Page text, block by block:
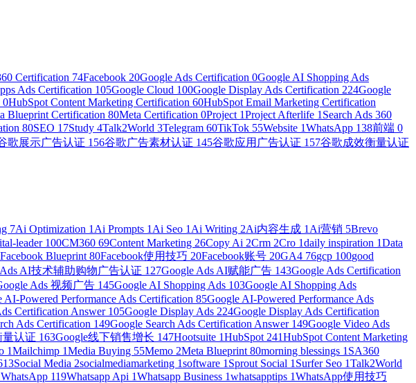
Certification 74Facebook 20Google Ads Certification 0Google AI Shopping Ads
Ads Certification 105Google Cloud 100Google Display Ads Certification 224Google
0HubSpot Content Marketing Certification 60HubSpot Email Marketing Certification
Blueprint Certification 80Meta Certification 0Project 1Project Afterlife 1 Search Ads 360
80SEO 17Study 4Talk2World 3Telegram 60TikTok 55Website 1WhatsApp 138前端 0
歌展示广告认证 156谷歌广告素材认证 145谷歌应用广告认证 157谷歌成效衡量认证
7Ai Optimization 1 Ai Prompts 1 Ai Seo 1 Ai Writing 2Ai内容生成 1 Ai营销 5Brevo
leader 100CM360 69Content Marketing 26Copy Ai 2Crm 2Cro 1daily inspiration 1Data
Facebook Blueprint 80Facebook使用技巧 20Facebook账号 20GA4 76gcp 100good
AI技术辅助购物广告认证 127Google Ads AI赋能广告 143Google Ads Certification
Ads 视频广告 145Google AI Shopping Ads 103Google AI Shopping Ads
AI-Powered Performance Ads Certification 85Google AI-Powered Performance Ads
Certification Answer 105Google Display Ads 224Google Display Ads Certification
Ads Certification 149Google Search Ads Certification Answer 149Google Video Ads
量认证 163Google线下销售增长 147Hootsuite 1HubSpot 241HubSpot Content Marketing
1Mailchimp 1Media Buying 55Memo 2Meta Blueprint 80morning blessings 1 SA360
Social Media 2socialmediamarketing 1software 1 Sprout Social 1 Surfer Seo 1Talk2World
WhatsApp 119Whatsapp Api 1Whatsapp Business 1whatsapptips 1WhatsApp使用技巧